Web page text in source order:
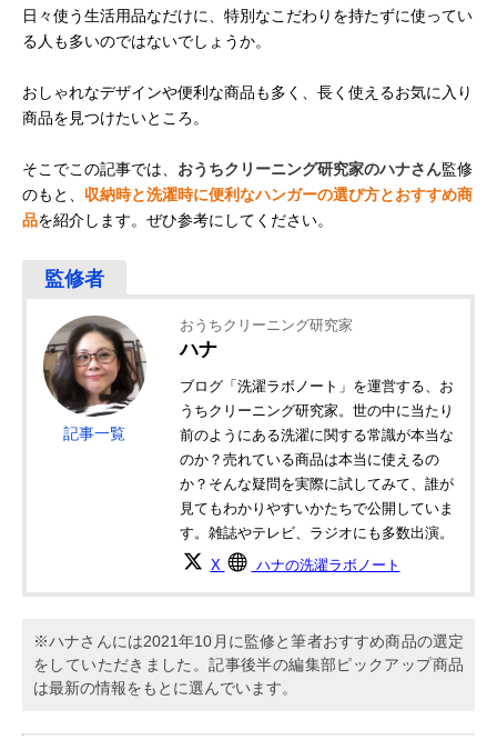
日々使う生活用品なだけに、特別なこだわりを持たずに使ってい
る人も多いのではないでしょうか。
おしゃれなデザインや便利な商品も多く、長く使えるお気に入り
商品を見つけたいところ。
そこでこの記事では、 おうちクリーニング研究家のハナさん監修
のもと、 収納時と洗濯時に便利なハンガーの選び方とおすすめ商
品を紹介します。ぜひ参考にしてください。
記事一覧
おうちクリーニング研究家
ハナ
ブログ「洗濯ラボノート」を運営する、お
うちクリーニング研究家。世の中に当たり
前のようにある洗濯に関する常識が本当な
のか？売れている商品は本当に使えるの
か？そんな疑問を実際に試してみて、誰が
見てもわかりやすいかたちで公開していま
す。雑誌やテレビ、ラジオにも多数出演。
X ハナの洗濯ラボノート
※ハナさんには2021年10月に監修と筆者おすすめ商品の選定
をしていただきました。記事後半の編集部ピックアップ商品
は最新の情報をもとに選んでいます。